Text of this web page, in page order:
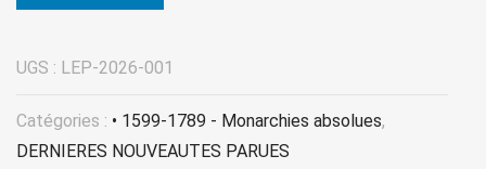
UGS : LEP-2026-001
Catégories : • 1599-1789 - Monarchies absolues,
DERNIERES NOUVEAUTES PARUES